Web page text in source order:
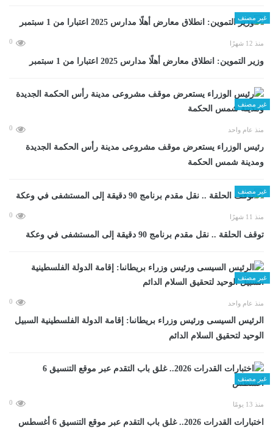
غير مصنف
منذ 12 شهرًا 0
وزير التموين: انطلاق معارض أهلًا مدارس 2025 اعتبارا من 1 سبتمبر
غير مصنف
منذ عام واحد 0
رئيس الوزراء يستعرض موقف مشروعى مدينة رأس الحكمة الجديدة
ومدينة شمس الحكمة
غير مصنف
منذ 11 شهرًا 0
توقف الحلقة .. نقل مقدم برنامج 90 دقيقة إلى المستشفى في وعكة
غير مصنف
منذ عام واحد 0
الرئيس السيسى ورئيس وزراء بريطانىا: إقامة الدولة الفلسطينية السبيل
الوحيد لتحقيق السلام الدائم
غير مصنف
منذ 13 يومًا 0
اختبارات القدرات 2026.. غلق باب التقدم عبر موقع التنسيق 6 أغسطس